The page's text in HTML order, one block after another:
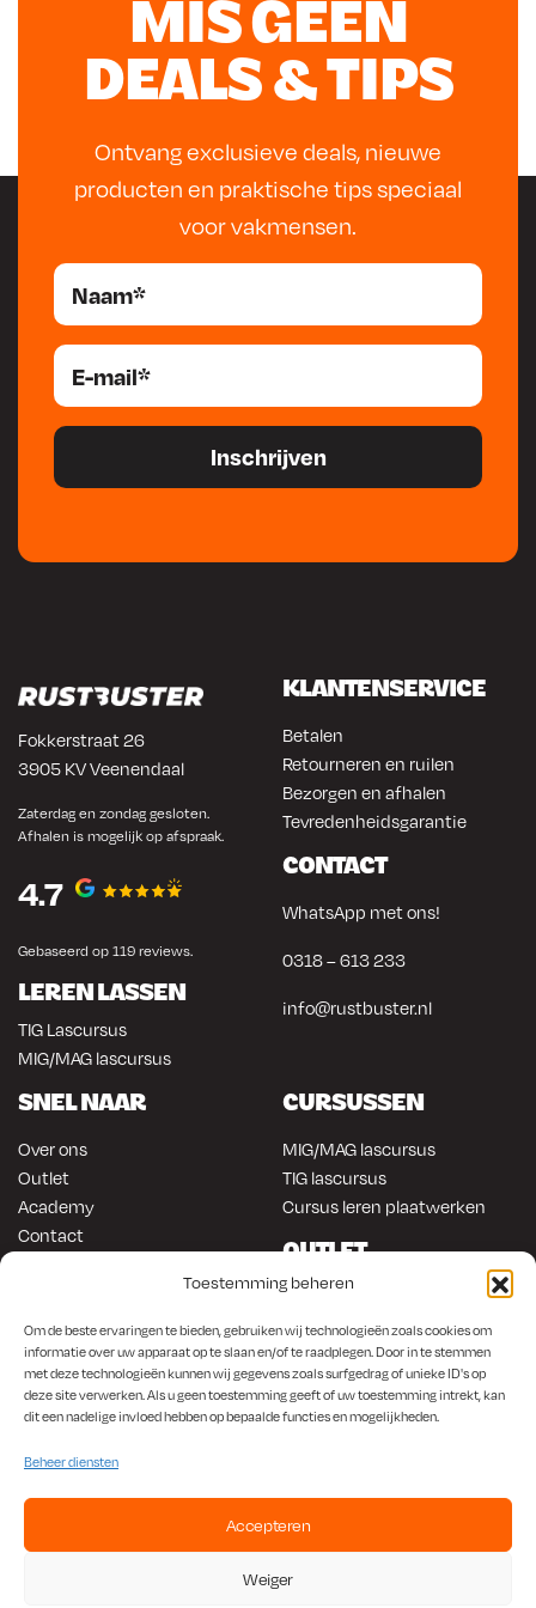
Toestemming beheren
Om de beste ervaringen te bieden, gebruiken wij technologieën zoals cookies om
informatie over uw apparaat op te slaan en/of te raadplegen. Door in te stemmen
met deze technologieën kunnen wij gegevens zoals surfgedrag of unieke ID's op
deze site verwerken. Als u geen toestemming geeft of uw toestemming intrekt, kan
dit een nadelige invloed hebben op bepaalde functies en mogelijkheden.
Beheer diensten
Accepteren
Weiger
toelichting In onze […]MIS GEEN
DEALS & TIPS
Ontvang exclusieve deals, nieuwe
producten en praktische tips speciaal
voor vakmensen.
Fokkerstraat 26
3905 KV Veenendaal
Zaterdag en zondag gesloten.
Afhalen is mogelijk op afspraak.
4.7
Gebaseerd op 119 reviews.
LEREN LASSEN
TIG Lascursus
MIG/MAG lascursus
KLANTENSERVICE
Betalen
Retourneren en ruilen
Bezorgen en afhalen
Tevredenheidsgarantie
CONTACT
WhatsApp met ons!
0318 – 613 233
info@rustbuster.nl
SNEL NAAR
Over ons
Outlet
Academy
Contact
ONLINE KOPEN
Lasapparatuur
Anti-roest producten
Werkplaats en automotive
Autorestauratie en plaatwerk
CURSUSSEN
MIG/MAG lascursus
TIG lascursus
Cursus leren plaatwerken
OUTLET
Gereedschap
Om en in de auto werken
Lasapparatuur
Overige producten